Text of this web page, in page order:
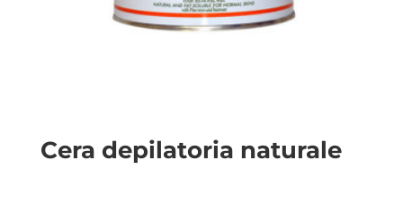
Cera depilatoria naturale